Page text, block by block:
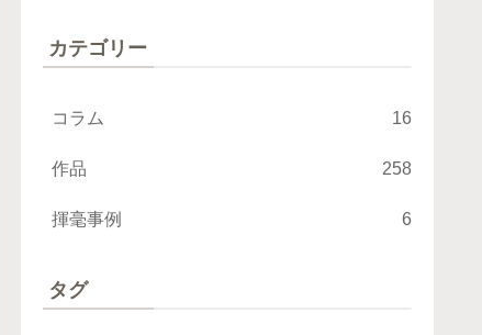
カテゴリー
コラム 16
作品 258
揮毫事例 6
タグ